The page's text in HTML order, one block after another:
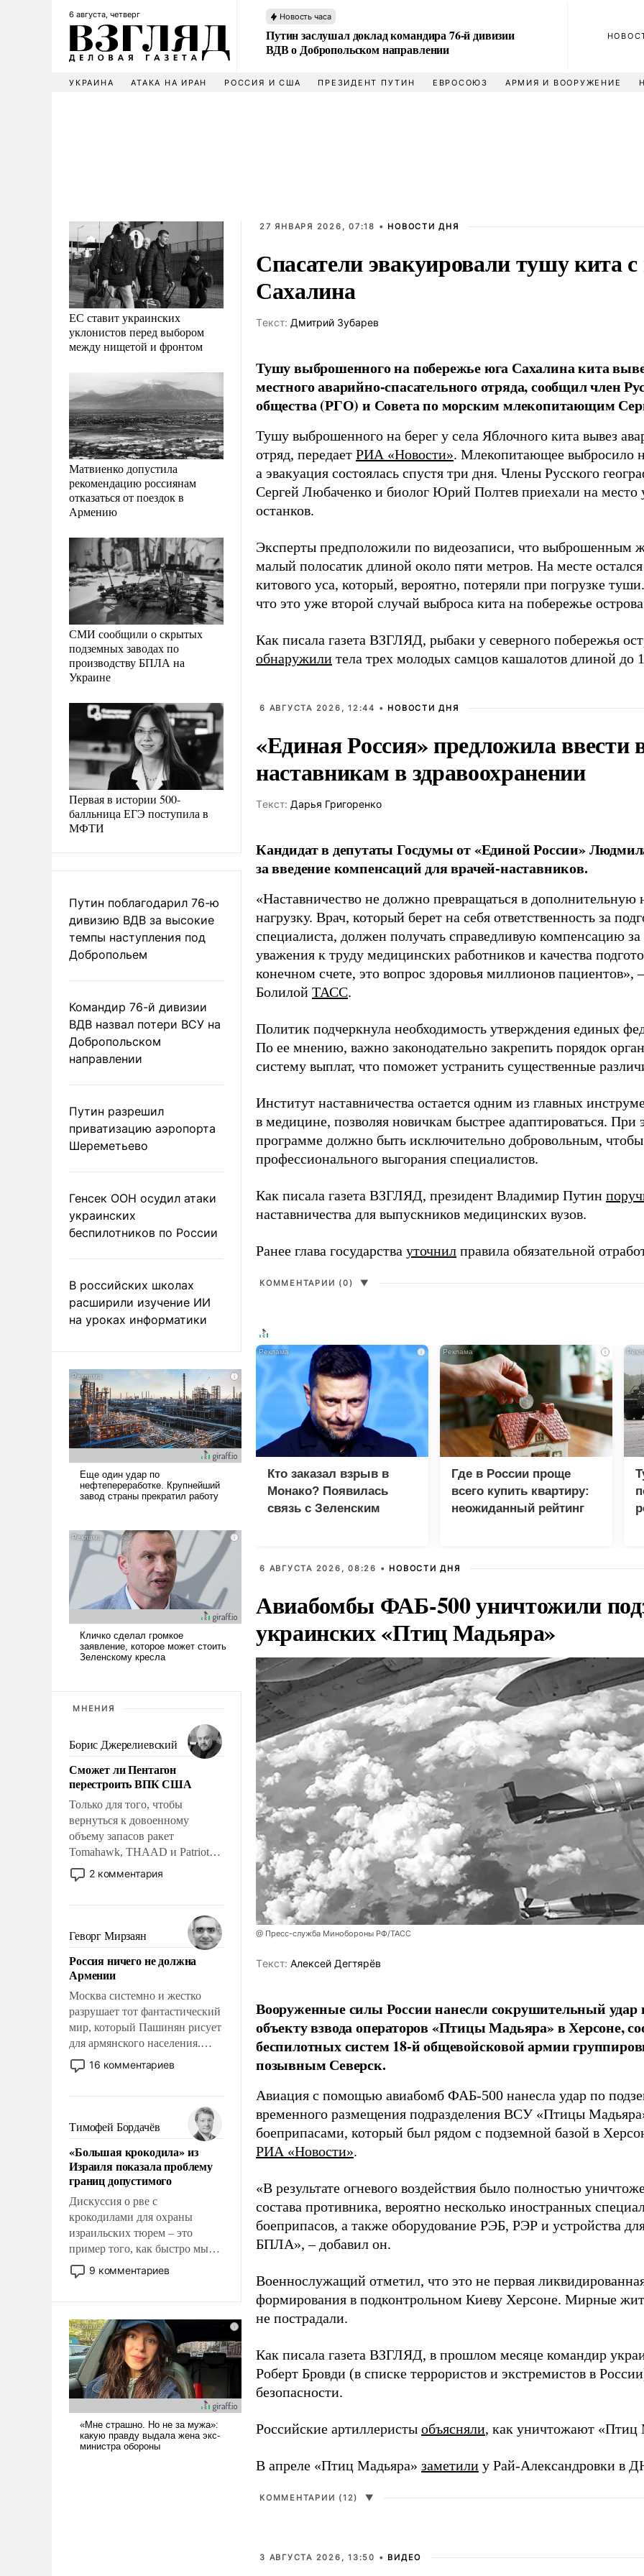
6 августа, четверг Новость часа
Путин заслушал доклад командира 76-й дивизии
ВДВ о Добропольском направлении
УКРАИНА АТАКА НА ИРАН РОССИЯ И США ПРЕЗИДЕНТ ПУТИН ЕВРОСОЮЗ АРМИЯ И ВООРУЖЕНИЕ
ЕС ставит украинских
уклонистов перед выбором
между нищетой и фронтом
Матвиенко допустила
рекомендацию россиянам
отказаться от поездок в
Армению
СМИ сообщили о скрытых
подземных заводах по
производству БПЛА на
Украине
Первая в истории 500-
балльница ЕГЭ поступила в
МФТИ
Путин поблагодарил 76-ю
дивизию ВДВ за высокие
темпы наступления под
Добропольем
Командир 76-й дивизии
ВДВ назвал потери ВСУ на
Добропольском
направлении
Путин разрешил
приватизацию аэропорта
Шереметьево
Генсек ООН осудил атаки
украинских
беспилотников по России
В российских школах
расширили изучение ИИ
на уроках информатики
МНЕНИЯ
Борис Джерелиевский
Сможет ли Пентагон
перестроить ВПК США
Только для того, чтобы
вернуться к довоенному
объему запасов ракет
Tomahawk, THAAD и Patriot
США потребуется более трех
лет. Даже небольшая война с
Сложившаяся ситуация
означает многолетний период
уязвимости США, например,
перед Китаем.
2 комментария
Геворг Мирзаян
Россия ничего не должна
Армении
Москва системно и жестко
разрушает тот фантастический
мир, который Пашинян рисует
для армянского населения.
Мир, где политические
прожекты будут безусловно
налогоплательщиков и где
Еревану за свои поступки не
нужно отвечать.
16 комментариев
Тимофей Бордачёв
«Большая крокодила» из
Израиля показала проблему
границ допустимого
Дискуссия о рве с
крокодилами для охраны
израильских тюрем – это
пример того, как быстро мы
двигаемся по пути
революционных изменений.
псевдонаучной фантастики,
стало всерьез обсуждаемой
идеей.
9 комментариев
27 ЯНВАРЯ 2026, 07:18 • НОВОСТИ ДНЯ
Спасатели эвакуировали тушу кита
Сахалина
Tекст: Дмитрий Зубарев
Тушу выброшенного на побережье юга Сахалина кита
местного аварийно-спасательного отряда, сообщил член
общества (РГО) и Совета по морским млекопитающим
Тушу выброшенного на берег у села Яблочного кита вывез
отряд, передает РИА «Новости». Млекопитающее выбросило
а эвакуация состоялась спустя три дня. Члены Русского
Сергей Любаченко и биолог Юрий Полтев приехали на место
останков.
Эксперты предположили по видеозаписи, что выброшенным
малый полосатик длиной около пяти метров. На месте
китового уса, который, вероятно, потеряли при погрузке
что это уже второй случай выброса кита на побережье
Как писала газета ВЗГЛЯД, рыбаки у северного побережья
обнаружили тела трех молодых самцов кашалотов длиной до
6 АВГУСТА 2026, 12:44 • НОВОСТИ ДНЯ
«Единая Россия» предложила
наставникам в здравоохранении
Tекст: Дарья Григоренко
Кандидат в депутаты Госдумы от «Единой России»
за введение компенсаций для врачей-наставников.
«Наставничество не должно превращаться в дополнительную
нагрузку. Врач, который берет на себя ответственность за
специалиста, должен получать справедливую компенсацию за
уважения к труду медицинских работников и качества
конечном счете, это вопрос здоровья миллионов пациентов»,
Болилой ТАСС.
Политик подчеркнула необходимость утверждения единых
По ее мнению, важно законодательно закрепить порядок
систему выплат, что поможет устранить существенные
Институт наставничества остается одним из главных
в медицине, позволяя новичкам быстрее адаптироваться. При
программе должно быть исключительно добровольным, чтобы
профессионального выгорания специалистов.
Как писала газета ВЗГЛЯД, президент Владимир Путин
наставничества для выпускников медицинских вузов.
Ранее глава государства уточнил правила обязательной
КОММЕНТАРИИ (0) ▼
i
Кто заказал взрыв в
Монако? Появилась
связь с Зеленским
i
Где в России проще
всего купить квартиру:
неожиданный рейтинг
6 АВГУСТА 2026, 08:26 • НОВОСТИ ДНЯ
Авиабомбы ФАБ-500 уничтожили
украинских «Птиц Мадьяра»
@ Пресс-служба Минобороны РФ/ТАСС
Tекст: Алексей Дегтярёв
Вооруженные силы России нанесли сокрушительный удар
объекту взвода операторов «Птицы Мадьяра» в Херсоне,
беспилотных систем 18-й общевойсковой армии
позывным Северск.
Авиация с помощью авиабомб ФАБ-500 нанесла удар по
временного размещения подразделения ВСУ «Птицы
боеприпасами, который был рядом с подземной базой в
РИА «Новости».
«В результате огневого воздействия было полностью
состава противника, вероятно несколько иностранных
боеприпасов, а также оборудование РЭБ, РЭР и устройства
БПЛА», – добавил он.
Военнослужащий отметил, что это не первая
формирования в подконтрольном Киеву Херсоне. Мирные
не пострадали.
Как писала газета ВЗГЛЯД, в прошлом месяце командир
Роберт Бровди (в списке террористов и экстремистов в
безопасности.
Российские артиллеристы объясняли, как уничтожают «Птиц
В апреле «Птиц Мадьяра» заметили у Рай-Александровки в
КОММЕНТАРИИ (12) ▼
3 АВГУСТА 2026, 13:50 • ВИДЕО